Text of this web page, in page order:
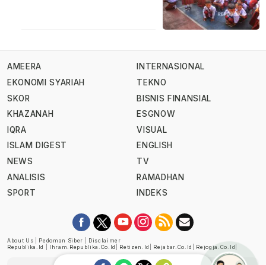
AMEERA
EKONOMI SYARIAH
SKOR
KHAZANAH
IQRA
ISLAM DIGEST
NEWS
ANALISIS
SPORT
INTERNASIONAL
TEKNO
BISNIS FINANSIAL
ESGNOW
VISUAL
ENGLISH
TV
RAMADHAN
INDEKS
About Us Pedoman Siber
Disclaimer
Republika.id
Ihram.republika.co.id Retizen.id Rejabar.co.id Rejogja.co.id